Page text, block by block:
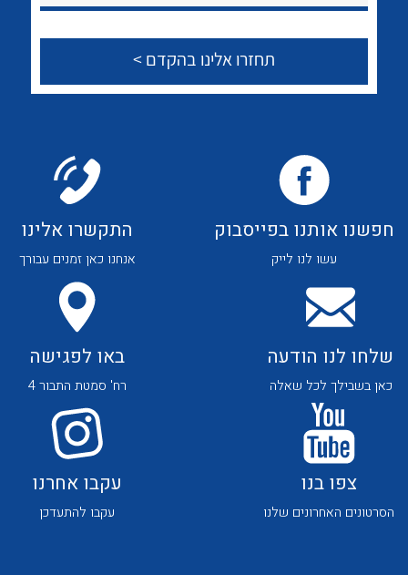
הצוות שלנו
שאלות ותשובות
שירותי תמיכה
צור קשר
לכל מוצרי היצרן לכל מוצרי היצרן
לכל מוצרי היצרן לכל מוצרי היצרן
חפשנו אותנו בפייסבוק
עשו לנו לייק
התקשרו אלינו
אנחנו כאן זמנים עבורך
שלחו לנו הודעה
כאן בשבילך לכל שאלה
באו לפגישה
רח' סמטת התבור 4
צפו בנו
הסרטונים האחרונים שלנו
עקבו אחרנו
עקבו להתעדכן